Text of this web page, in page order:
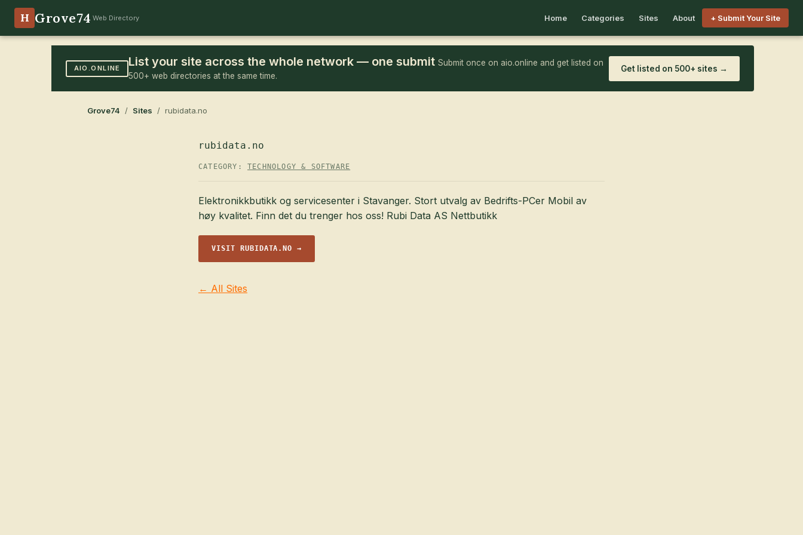
H Grove74 Web Directory Home Categories Sites About + Submit Your Site
AIO.ONLINE List your site across the whole network — one submit Submit once on aio.online and get listed on
500+ web directories at the same time.
Get listed on 500+ sites →
Grove74 / Sites / rubidata.no
rubidata.no
CATEGORY: TECHNOLOGY & SOFTWARE
Elektronikkbutikk og servicesenter i Stavanger. Stort utvalg av Bedrifts-PCer Mobil av
høy kvalitet. Finn det du trenger hos oss! Rubi Data AS Nettbutikk
VISIT RUBIDATA.NO →
← All Sites